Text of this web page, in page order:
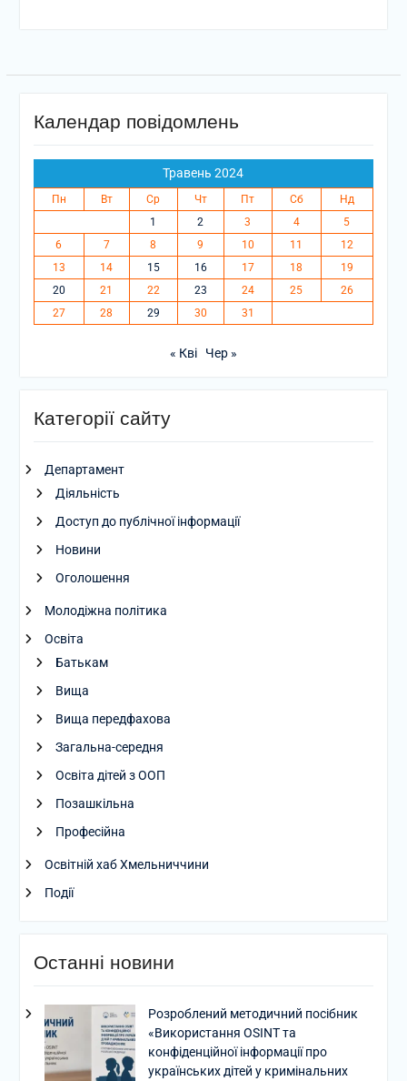
Календар повідомлень
Травень 2024
Пн Вт Ср Чт Пт Сб
Нд
1
2 3 4
5
6
7 8 9 10 11
12
13
14 15 16 17 18
19
20
21 22 23 24 25
26
27
28 29 30 31
« Кві Чер »
Категорії сайту
Департамент
Діяльність
Доступ до публічної інформації
Новини
Оголошення
Молодіжна політика
Освіта
Батькам
Вища
Вища передфахова
Загальна-середня
Освіта дітей з ООП
Позашкільна
Професійна
Освітній хаб Хмельниччини
Події
Останні новини
Розроблений методичний посібник
«Використання OSINT та
конфіденційної інформації про
українських дітей у кримінальних